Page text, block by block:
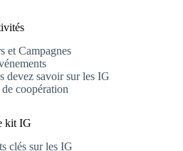
et Campagnes
devez savoir sur les IG
coopération
kit IG
clés sur les IG